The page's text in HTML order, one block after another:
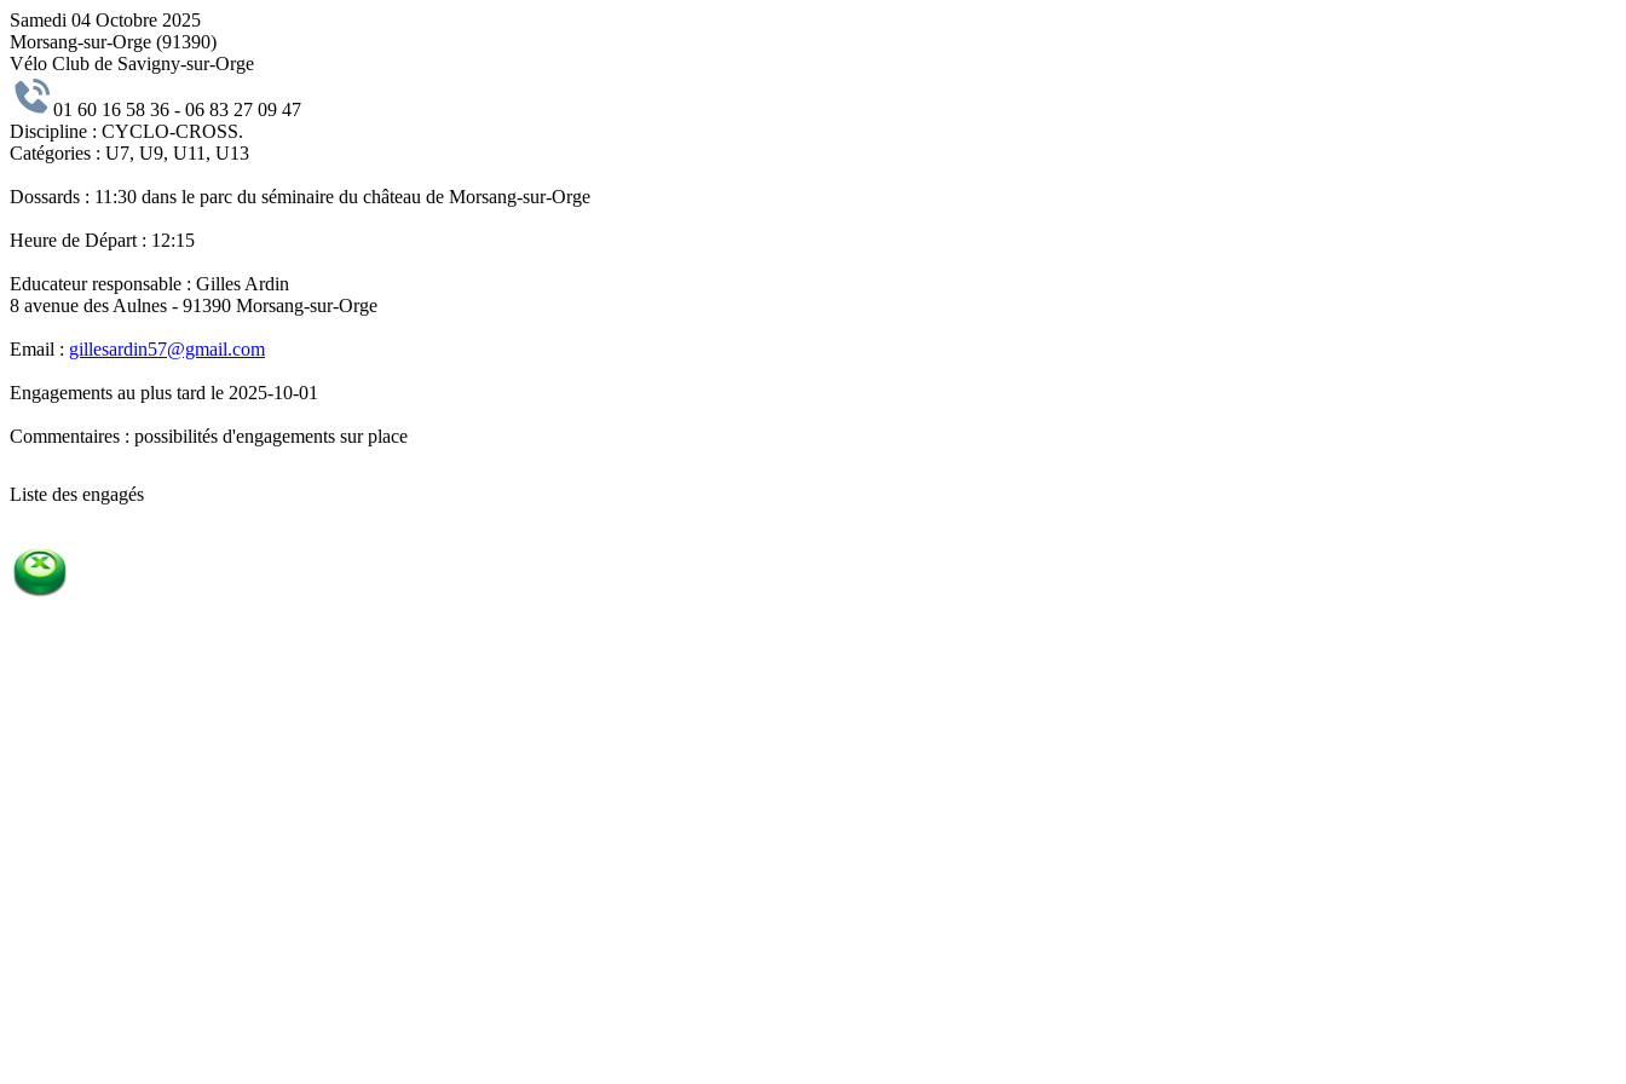
Samedi 04 Octobre 2025
Morsang-sur-Orge (91390)
Vélo Club de Savigny-sur-Orge
01 60 16 58 36 - 06 83 27 09 47
Discipline : CYCLO-CROSS.
Catégories : U7, U9, U11, U13
Dossards : 11:30 dans le parc du séminaire du château de Morsang-sur-Orge
Heure de Départ : 12:15
Educateur responsable : Gilles Ardin
8 avenue des Aulnes - 91390 Morsang-sur-Orge
Email : gillesardin57@gmail.com
Engagements au plus tard le 2025-10-01
Commentaires : possibilités d'engagements sur place
Liste des engagés